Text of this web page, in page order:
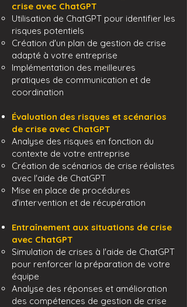
crise avec ChatGPT
Utilisation de ChatGPT pour identifier les
risques potentiels
Création d'un plan de gestion de crise
adapté à votre entreprise
Implémentation des meilleures
pratiques de communication et de
coordination​​
Évaluation des risques et scénarios
de crise avec ChatGPT
Analyse des risques en fonction du
contexte de votre entreprise
Création de scénarios de crise réalistes
avec l'aide de ChatGPT
Mise en place de procédures
d'intervention et de récupération
Entraînement aux situations de crise
avec ChatGPT
Simulation de crises à l'aide de ChatGPT
pour renforcer la préparation de votre
équipe
Analyse des réponses et amélioration
des compétences de gestion de crise